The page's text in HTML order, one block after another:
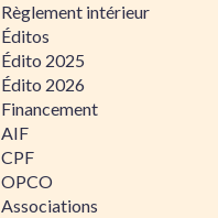
Règlement intérieur
Éditos
Édito 2025
Édito 2026
Financement
AIF
CPF
OPCO
Associations